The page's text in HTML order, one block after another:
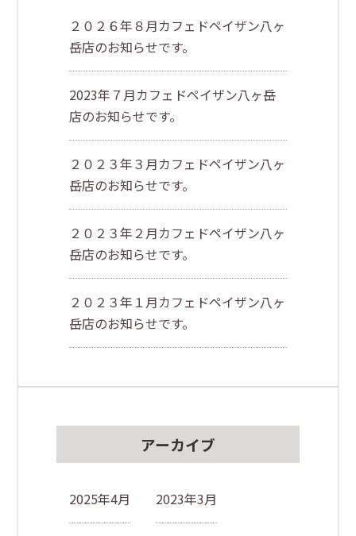
２０２６年８月カフェドペイザン八ヶ
岳店のお知らせです。
2023年７月カフェドペイザン八ヶ岳
店のお知らせです。
２０２３年３月カフェドペイザン八ヶ
岳店のお知らせです。
２０２３年２月カフェドペイザン八ヶ
岳店のお知らせです。
２０２３年１月カフェドペイザン八ヶ
岳店のお知らせです。
アーカイブ
2025年4月 2023年3月